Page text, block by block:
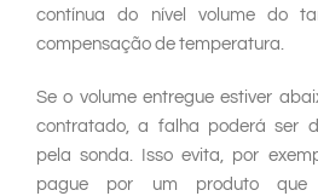
contínua do nível volume do
compensação de temperatura.
Se o volume entregue estiver
contratado, a falha poderá ser
pela sonda. Isso evita, por
pague por um produto